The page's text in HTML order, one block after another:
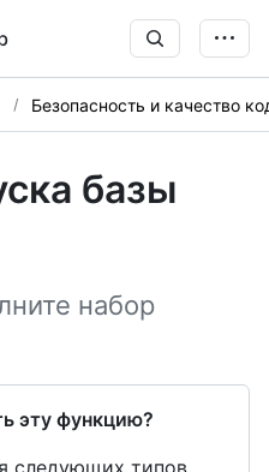
Безопасность и качество
базы
набор
эту функцию?
следующих типов